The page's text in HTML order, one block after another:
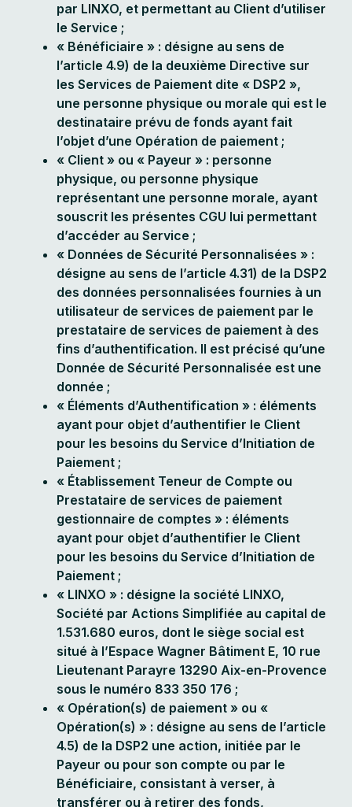
par LINXO, et permettant au Client d’utiliser
le Service ;
« Bénéficiaire » : désigne au sens de
l’article 4.9) de la deuxième Directive sur
les Services de Paiement dite « DSP2 »,
une personne physique ou morale qui est le
destinataire prévu de fonds ayant fait
l’objet d’une Opération de paiement ;
« Client » ou « Payeur » : personne
physique, ou personne physique
représentant une personne morale, ayant
souscrit les présentes CGU lui permettant
d’accéder au Service ;
« Données de Sécurité Personnalisées » :
désigne au sens de l’article 4.31) de la DSP2
des données personnalisées fournies à un
utilisateur de services de paiement par le
prestataire de services de paiement à des
fins d’authentification. Il est précisé qu’une
Donnée de Sécurité Personnalisée est une
donnée ;
« Éléments d’Authentification » : éléments
ayant pour objet d’authentifier le Client
pour les besoins du Service d’Initiation de
Paiement ;
« Établissement Teneur de Compte ou
Prestataire de services de paiement
gestionnaire de comptes » : éléments
ayant pour objet d’authentifier le Client
pour les besoins du Service d’Initiation de
Paiement ;
« LINXO » : désigne la société LINXO,
Société par Actions Simplifiée au capital de
1.531.680 euros, dont le siège social est
situé à l’Espace Wagner Bâtiment E, 10 rue
Lieutenant Parayre 13290 Aix-en-Provence
sous le numéro 833 350 176 ;
« Opération(s) de paiement » ou «
Opération(s) » : désigne au sens de l’article
4.5) de la DSP2 une action, initiée par le
Payeur ou pour son compte ou par le
Bénéficiaire, consistant à verser, à
transférer ou à retirer des fonds,